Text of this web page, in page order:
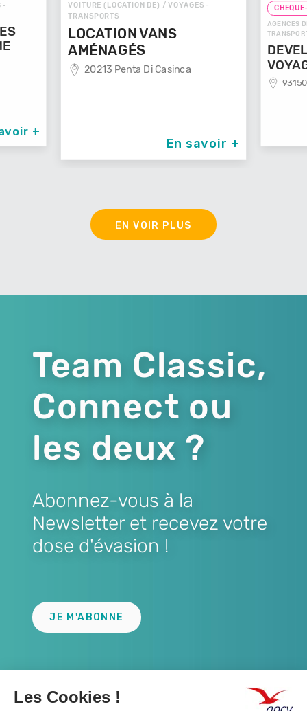
-
+
VOITURE (LOCATION DE) / VOYAGES -
TRANSPORTS
LOCATION VANS
AMÉNAGÉS
20213 Penta Di Casinca
En savoir +
AGENCES
EN VOIR PLUS
Team Classic,
Connect ou
les deux ?
Abonnez-vous à la
Newsletter et recevez votre
dose d'évasion !
JE M'ABONNE